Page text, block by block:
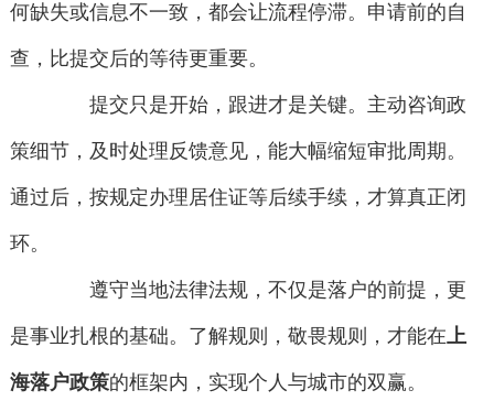
何缺失或信息不一致，都会让流程停滞。申请前的自
查，比提交后的等待更重要。
提交只是开始，跟进才是关键。主动咨询政
策细节，及时处理反馈意见，能大幅缩短审批周期。
通过后，按规定办理居住证等后续手续，才算真正闭
环。
遵守当地法律法规，不仅是落户的前提，更
是事业扎根的基础。了解规则，敬畏规则，才能在上
海落户政策的框架内，实现个人与城市的双赢。